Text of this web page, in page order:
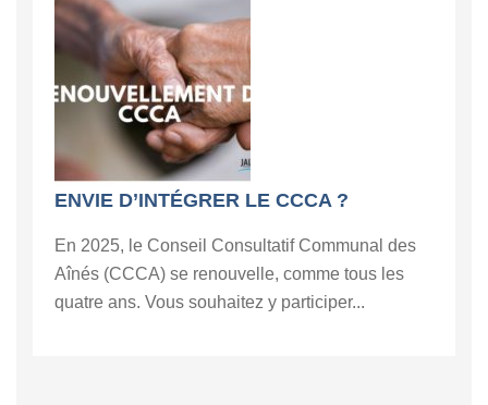
ENVIE D’INTÉGRER LE CCCA ?
En 2025, le Conseil Consultatif Communal des
Aînés (CCCA) se renouvelle, comme tous les
quatre ans. Vous souhaitez y participer...